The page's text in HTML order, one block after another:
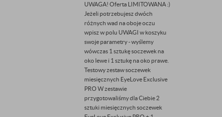
UWAGA! Oferta LIMITOWANA :)
Jeżeli potrzebujesz dwóch
różnych wad na oboje oczu
wpisz w polu UWAGI w koszyku
swoje parametry - wyślemy
wówczas 1 sztukę soczewek na
oko lewe i 1 sztukę na oko prawe.
Testowy zestaw soczewek
miesięcznych EyeLove Exclusive
PRO W zestawie
przygotowaliśmy dla Ciebie 2
sztuki miesięcznych soczewek